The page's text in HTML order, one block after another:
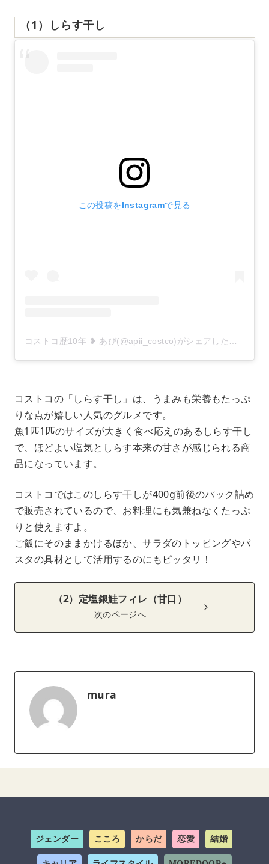
（1）しらす干し
この投稿をInstagramで見る
コストコ歴10年 ❥ あぴ(@apii_costco)がシェアした投稿
コストコの「しらす干し」は、うまみも栄養もたっぷ
りな点が嬉しい人気のグルメです。
魚1匹1匹のサイズが大きく食べ応えのあるしらす干し
で、ほどよい塩気としらす本来の甘さが感じられる商
品になっています。
コストコではこのしらす干しが400g前後のパック詰め
で販売されているので、お料理にも気兼ねなくたっぷ
りと使えますよ。
ご飯にそのままかけるほか、サラダのトッピングやパ
スタの具材として活用するのにもピッタリ！
（2）定塩銀鮭フィレ（甘口）
次のページへ
mura
ジェンダー こころ からだ 恋愛 結婚